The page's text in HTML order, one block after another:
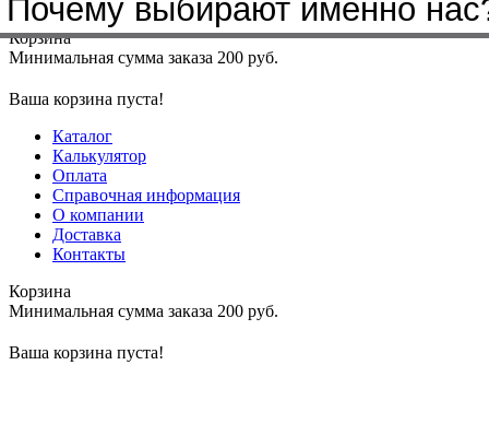
Меню+7(4912)50-37-50sbit@krep62.ru
Корзина
Минимальная сумма заказа 200 руб.
Ваша корзина пуста!
Каталог
Калькулятор
Оплата
Справочная информация
О компании
Доставка
Контакты
Корзина
Минимальная сумма заказа 200 руб.
Ваша корзина пуста!
Почему выбирают именно